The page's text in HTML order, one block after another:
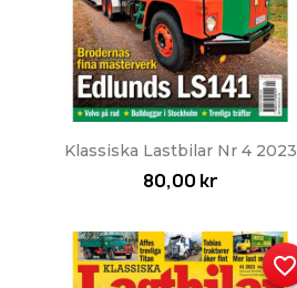
Snabbvy
Klassiska Lastbilar Nr 4 2023
80,00 kr
favorite_border